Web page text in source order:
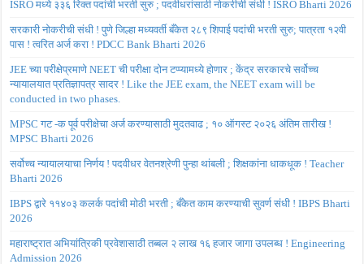
ISRO मध्ये ३३६ रिक्त पदांची भरती सुरु ; पदवीधरांसाठी नोकरीची संधी ! ISRO Bharti 2026
सरकारी नोकरीची संधी ! पुणे जिल्हा मध्यवर्ती बँकेत २८९ शिपाई पदांची भरती सुरु; पात्रता १२वी
पास ! त्वरित अर्ज करा ! PDCC Bank Bharti 2026
JEE च्या परीक्षेप्रमाणे NEET ची परीक्षा दोन टप्प्यामध्ये होणार ; केंद्र सरकारचे सर्वोच्च
न्यायालयात प्रतिज्ञापत्र सादर ! Like the JEE exam, the NEET exam will be
conducted in two phases.
MPSC गट -क पूर्व परीक्षेचा अर्ज करण्यासाठी मुदतवाढ ; १० ऑगस्ट २०२६ अंतिम तारीख !
MPSC Bharti 2026
सर्वोच्च न्यायालयाचा निर्णय ! पदवीधर वेतनश्रेणी पुन्हा थांबली ; शिक्षकांना धाकधूक ! Teacher
Bharti 2026
IBPS द्वारे ११४०३ कलर्क पदांची मोठी भरती ; बँकेत काम करण्याची सुवर्ण संधी ! IBPS Bharti
2026
महाराष्ट्रात अभियांत्रिकी प्रवेशासाठी तब्बल २ लाख १६ हजार जागा उपलब्ध ! Engineering
Admission 2026